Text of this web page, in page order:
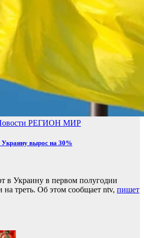
РЕГИОН МИР
Украину вырос на 30%
в Украину в первом полугодии
на треть. Об этом сообщает ntv, пишет